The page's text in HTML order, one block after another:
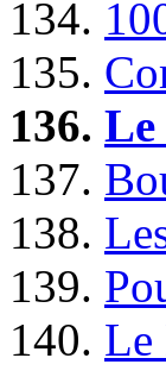
134.
135.
136. Le
137.
138.
139.
140. Le